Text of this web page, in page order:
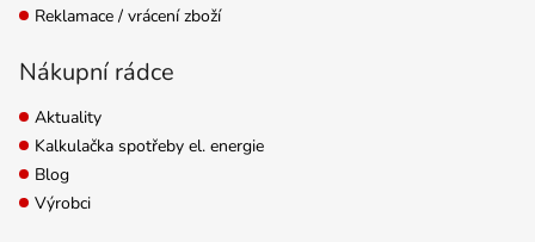
Reklamace / vrácení zboží
Nákupní rádce
Aktuality
Kalkulačka spotřeby el. energie
Blog
Výrobci